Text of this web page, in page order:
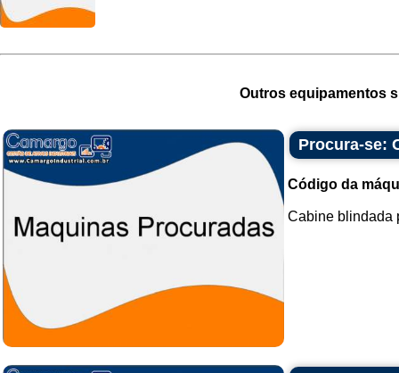
Outros equipamentos
Procura-se:
Código da
Cabine blindada